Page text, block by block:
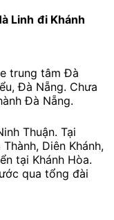
Linh đi Khánh
trung tâm Đà
Đà Nẵng. Chưa
Đà Nẵng.
Thuận. Tại
Diên Khánh,
tại Khánh Hòa.
qua tổng đài